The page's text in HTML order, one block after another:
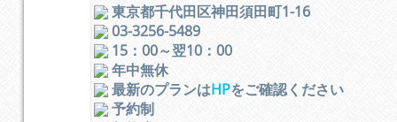
東京都千代田区神田須田町1-16
03-3256-5489
15：00～翌10：00
年中無休
最新のプランはHPをご確認ください
予約制